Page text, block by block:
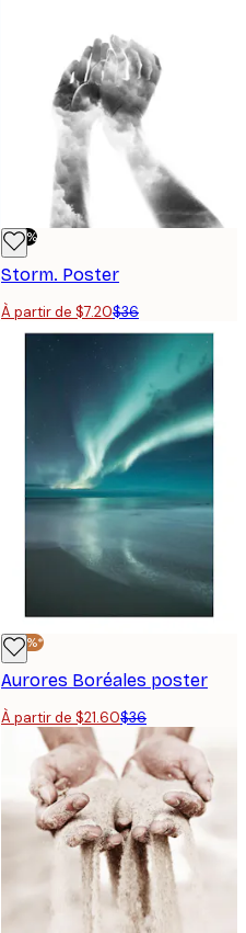
-80%
Storm. Poster
À partir de $7.20$36
-40%*
Aurores Boréales poster
À partir de $21.60$36